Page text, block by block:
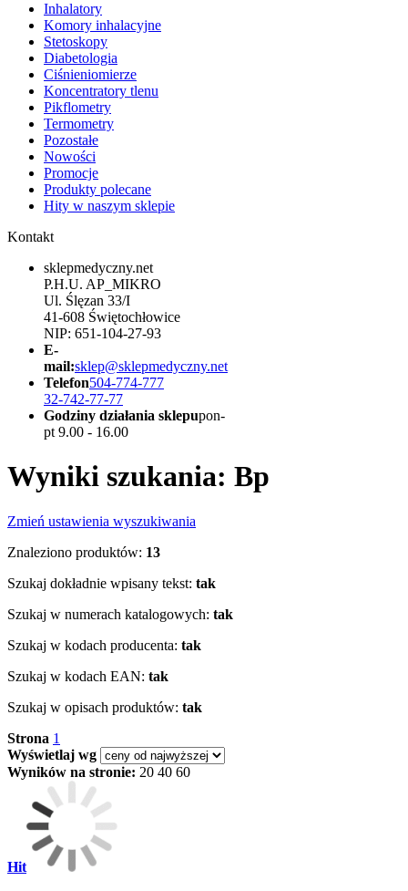
Inhalatory
Komory inhalacyjne
Stetoskopy
Diabetologia
Ciśnieniomierze
Koncentratory tlenu
Pikflometry
Termometry
Pozostałe
Nowości
Promocje
Produkty polecane
Hity w naszym sklepie
Kontakt
sklepmedyczny.net
P.H.U. AP_MIKRO
Ul. Ślęzan 33/I
41-608 Świętochłowice
NIP: 651-104-27-93
E-
mail:sklep@sklepmedyczny.net
Telefon504-774-777
32-742-77-77
Godziny działania sklepupon-
pt 9.00 - 16.00
Wyniki szukania: Bp
Zmień ustawienia wyszukiwania
Znaleziono produktów: 13
Szukaj dokładnie wpisany tekst: tak
Szukaj w numerach katalogowych: tak
Szukaj w kodach producenta: tak
Szukaj w kodach EAN: tak
Szukaj w opisach produktów: tak
Strona 1
Wyświetlaj wg
Wyników na stronie: 20 40 60
Hit